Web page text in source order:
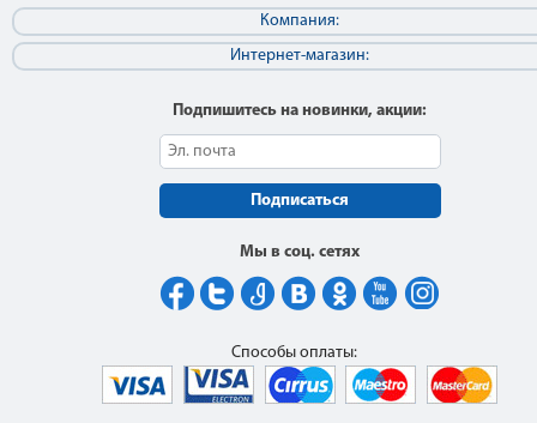
Компания:
Интернет-магазин:
Подпишитесь на новинки, акции:
Подписаться
Мы в соц. сетях
Способы оплаты: